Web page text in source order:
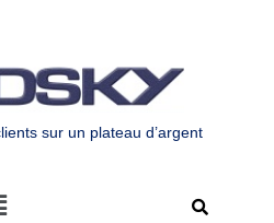
sur un plateau d’argent